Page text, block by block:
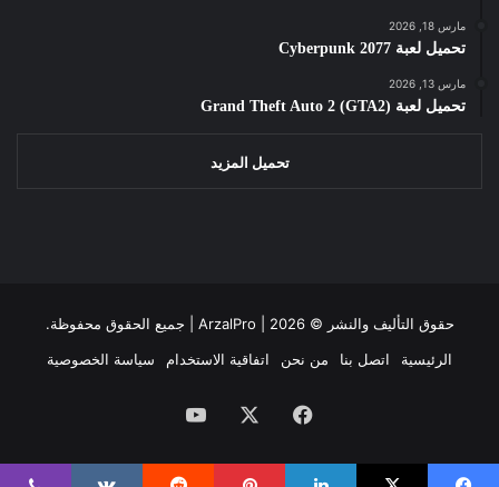
مارس 18, 2026
تحميل لعبة Cyberpunk 2077
مارس 13, 2026
تحميل لعبة Grand Theft Auto 2 (GTA2)
تحميل المزيد
حقوق التأليف والنشر © ArzalPro | 2026 | جميع الحقوق محفوظة.
الرئيسية
اتصل بنا من نحن اتفاقية الاستخدام سياسة الخصوصية
فيسبوك ‫YouTube